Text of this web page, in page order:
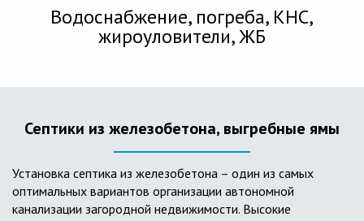
Водоснабжение, погреба, КНС,
жироуловители, ЖБ
Септики из железобетона, выгребные ямы
Установка септика из железобетона – один из самых
оптимальных вариантов организации автономной
канализации загородной недвижимости. Высокие